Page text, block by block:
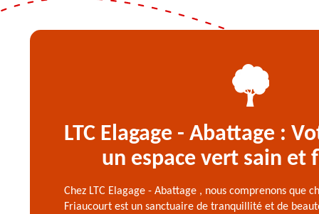
LTC Elagage - Abattage :
un espace vert sain et
Chez LTC Elagage - Abattage , nous comprenons que
Friaucourt est un sanctuaire de tranquillité et de